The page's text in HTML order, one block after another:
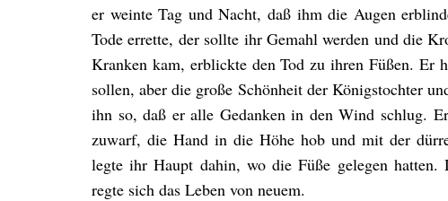
er weinte Tag und Nacht, daß ihm die Augen
Tode errette, der sollte ihr Gemahl werden und die
Kranken kam, erblickte den Tod zu ihren Füßen. Er
sollen, aber die große Schönheit der Königstochter
ihn so, daß er alle Gedanken in den Wind schlug.
zuwarf, die Hand in die Höhe hob und mit der
legte ihr Haupt dahin, wo die Füße gelegen
regte sich das Leben von neuem.